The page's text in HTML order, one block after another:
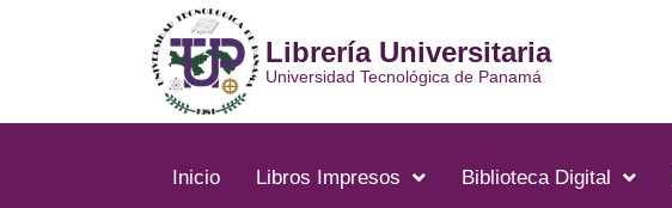
Librería Universitaria
Universidad Tecnológica de Panamá
Inicio Libros Impresos Biblioteca Digital